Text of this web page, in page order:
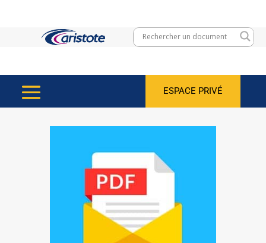
ESPACE PRIVÉ